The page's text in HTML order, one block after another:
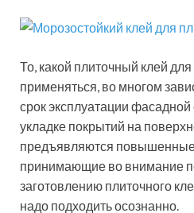
То, какой плиточный клей
применяться, во многом
срок эксплуатации фасадной
укладке покрытий на
предъявляются
принимающие во внимание
заготовлению плиточного
надо подходить осознанно.